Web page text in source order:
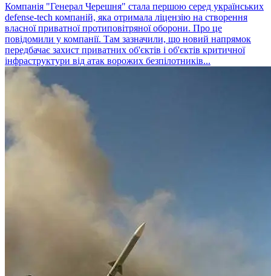
Компанія "Генерал Черешня" стала першою серед українських
defense-tech компаній, яка отримала ліцензію на створення
власної приватної протиповітряної оборони. Про це
повідомили у компанії. Там зазначили, що новий напрямок
передбачає захист приватних об'єктів і об'єктів критичної
інфраструктури від атак ворожих безпілотників...